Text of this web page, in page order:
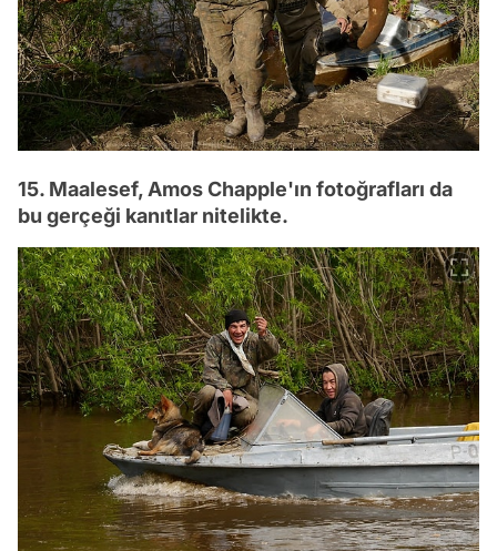
15. Maalesef, Amos Chapple'ın fotoğrafları da
bu gerçeği kanıtlar nitelikte.